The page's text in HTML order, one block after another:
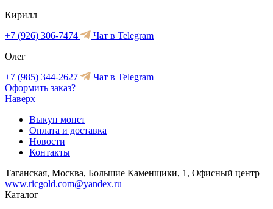
Кирилл
+7 (926) 306-7474
Чат в Telegram
Олег
+7 (985) 344-2627
Чат в Telegram
Оформить заказ?
Наверх
Выкуп монет
Оплата и доставка
Новости
Контакты
Таганская, Москва, Большие Каменщики, 1, Офисный центр
www.ricgold.com@yandex.ru
Каталог